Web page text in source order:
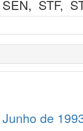
SEN, STF,
de